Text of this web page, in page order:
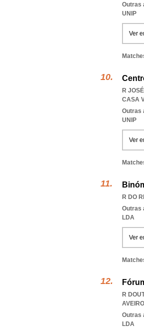
Outras
UNIP
Ver
R
CASA
Outras
UNIP
Ver
R DO
Outras
LDA
Ver
R
AVEIRO
Outras
LDA